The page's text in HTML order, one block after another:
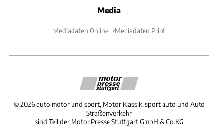
Media
Mediadaten Online Mediadaten Print
©2026 auto motor und sport, Motor Klassik, sport auto und Auto
Straßenverkehr
sind Teil der Motor Presse Stuttgart GmbH & Co.KG